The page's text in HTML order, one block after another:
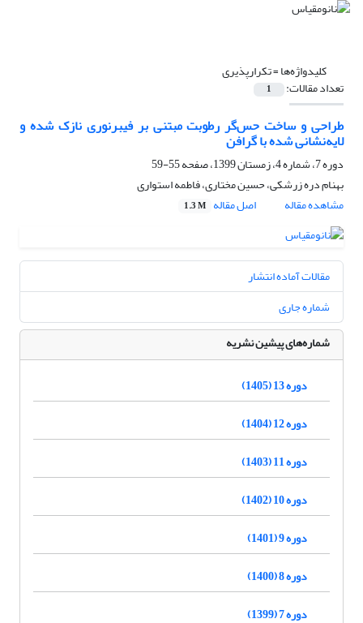
کلیدواژه‌ها =تکرارپذیری
تعداد مقالات: 1
طراحی و ساخت حس‌گر رطوبت مبتنی بر فیبرنوری نازک شده و
لایه‌نشانی شده با گرافن
دوره 7، شماره 4، زمستان 1399، صفحه
55-59
بهنام دره زرشکی، حسین مختاری، فاطمه استواری
مشاهده مقاله
اصل مقاله 1.3 M
مقالات آماده انتشار
شماره جاری
شماره‌های پیشین نشریه
دوره 13 (1405)
دوره 12 (1404)
دوره 11 (1403)
دوره 10 (1402)
دوره 9 (1401)
دوره 8 (1400)
دوره 7 (1399)